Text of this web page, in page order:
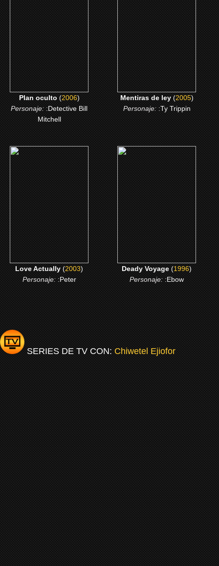
CLICK ME
Plan oculto(2006)
Personaje::Detective Bill
Mitchell
CLICK ME
Mentiras de ley(2005)
Personaje::Ty Trippin
(2003)
Love Actually
CLICK ME
Love Actually(2003)
Personaje::Peter
(1996)
Deady Voyage
CLICK ME
Deady Voyage(1996)
Personaje::Ebow
SERIES DE TV CON:Chiwetel Ejiofor